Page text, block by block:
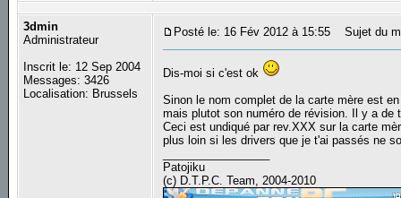
3dmin
Administrateur
Inscrit le: 12 Sep 2004
Messages: 3426
Localisation: Brussels
Posté le: 16 Fév 2012 à 15:55 Sujet du
Dis-moi si c'est ok
Sinon le nom complet de la carte mère est
mais plutot son numéro de révision. Il y a
Ceci est undiqué par rev.XXX sur la carte
plus loin si les drivers que je t'ai passés ne
Patojiku
(c) D.T.P.C. Team, 2004-2010